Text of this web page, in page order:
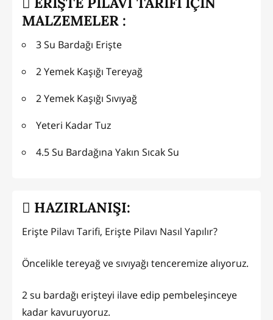
MALZEMELER :
3 Su Bardağı Erişte
2 Yemek Kaşığı Tereyağ
2 Yemek Kaşığı Sıvıyağ
Yeteri Kadar Tuz
4.5 Su Bardağına Yakın Sıcak Su
HAZIRLANIŞI:
Erişte Pilavı Tarifi, Erişte Pilavı Nasıl Yapılır?
Öncelikle tereyağ ve sıvıyağı tenceremize alıyoruz.
2 su bardağı erişteyi ilave edip pembeleşinceye
kadar kavuruyoruz.